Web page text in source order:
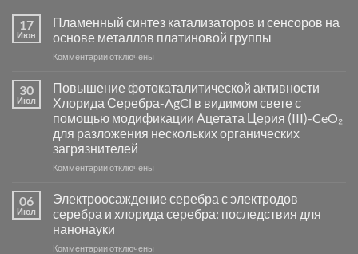
17
Июн
Пламенный синтез катализаторов и сенсоров на
основе металлов платиновой группы
Комментариик
Пламенный
синтез
катализаторов
и
сенсоров
на
основе
группы
отключены
30
Июл
Повышение фотокаталитической активности
Хлорида Серебра-AgCl в видимом свете с
помощью модификации Ацетата Церия (III)-CeO₂
для разложения нескольких органических
загрязнителей
Комментариик
фотокаталитической
активности
Хлорида
Серебра-
отключены
06
Июл
Электроосаждение серебра с электродов
серебра и хлорида серебра: последствия для
нанонауки
Комментариикотключены